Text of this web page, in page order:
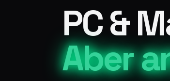
PC &
Aber